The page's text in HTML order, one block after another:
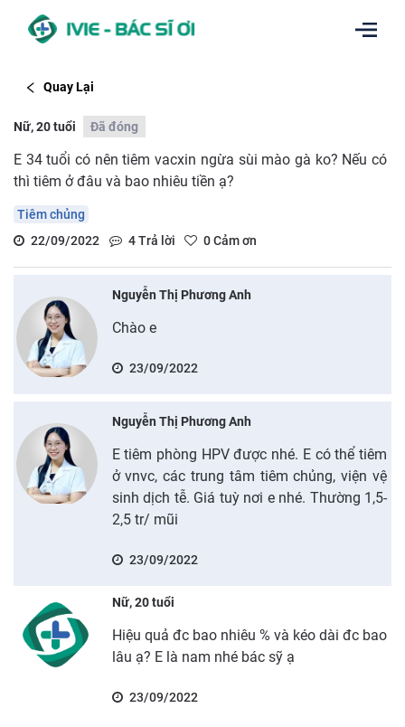
Quay Lại
Nữ, 20 tuổi Đã đóng
E 34 tuổi có nên tiêm vacxin ngừa sùi mào gà ko? Nếu có
thì tiêm ở đâu và bao nhiêu tiền ạ?
Tiêm chủng
22/09/2022
4Trả lời 0Cảm ơn
Nguyễn Thị Phương Anh
Chào e
23/09/2022
Nguyễn Thị Phương Anh
E tiêm phòng HPV được nhé. E có thể tiêm
ở vnvc, các trung tâm tiêm chủng, viện vệ
sinh dịch tễ. Giá tuỳ nơi e nhé. Thường 1,5-
2,5 tr/ mũi
23/09/2022
Nữ, 20 tuổi
Hiệu quả đc bao nhiêu % và kéo dài đc bao
lâu ạ? E là nam nhé bác sỹ ạ
23/09/2022